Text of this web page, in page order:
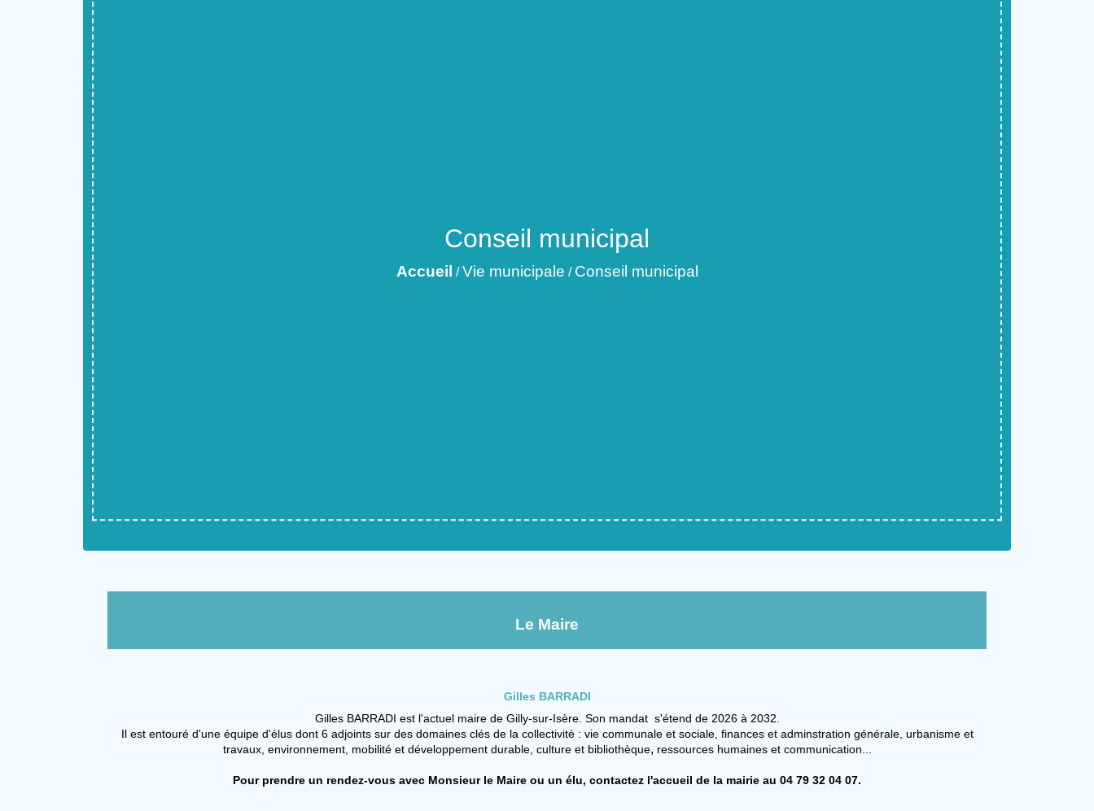
Conseil municipal
Accueil /Vie municipale / Conseil municipal
Le Maire
Gilles BARRADI
Gilles BARRADI est l'actuel maire de Gilly-sur-Isère. Son mandat s'étend de 2026 à 2032.
Il est entouré d'une équipe d'élus dont 6 adjoints sur des domaines clés de la collectivité : vie communale et sociale, finances et adminstration générale, urbanisme et
travaux, environnement, mobilité et développement durable, culture et bibliothèque, ressources humaines et communication...
Pour prendre un rendez-vous avec Monsieur le Maire ou un élu, contactez l'accueil de la mairie au 04 79 32 04 07.